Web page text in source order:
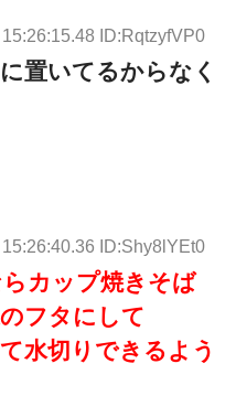
ID:RqtzyfVP0
置いてるからなく
ID:Shy8lYEt0
カップ焼きそば
フタにして
水切りできるよう